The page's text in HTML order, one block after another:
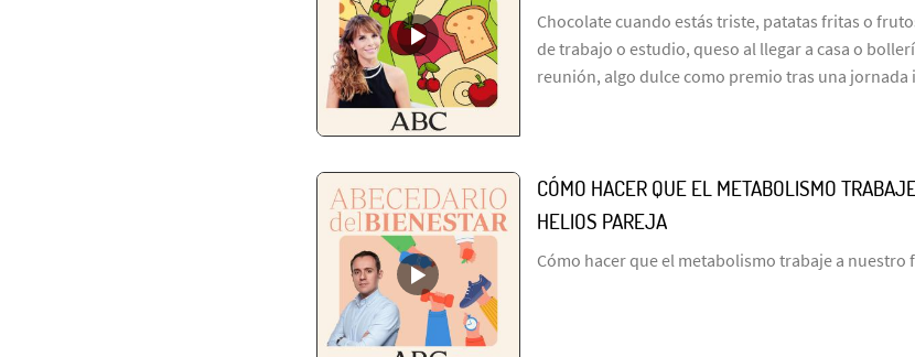
Chocolate cuando estás triste, patatas fritas o
de trabajo o estudio, queso al llegar a casa o
reunión, algo dulce como premio tras una jornada
CÓMO HACER QUE EL METABOLISMO
HELIOS PAREJA
Cómo hacer que el metabolismo trabaje a nuestro